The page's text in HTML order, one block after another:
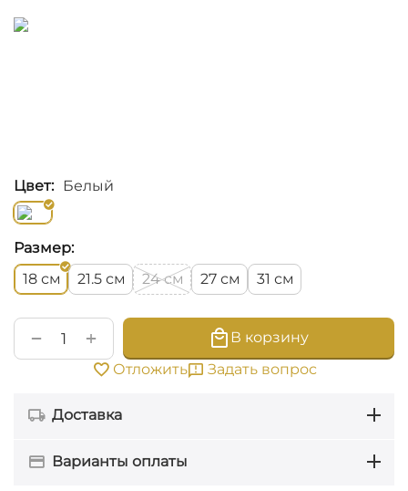
Цвет: Белый
Размер:
18 см 21.5 см 24см 27 см 31 см
+
−
В корзину
Отложить
Задать вопрос
Доставка
Варианты оплаты